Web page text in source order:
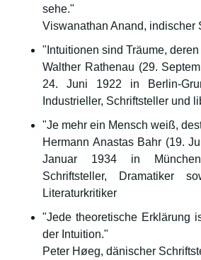
sehe."
Viswanathan Anand, indischer
"Intuitionen sind Träume,
Walther Rathenau (29.
24. Juni 1922 in Berlin-
Industrieller, Schriftsteller und
"Je mehr ein Mensch weiß,
Hermann Anastas Bahr (19.
Januar 1934 in
Schriftsteller, Dramatiker
Literaturkritiker
"Jede theoretische Erklärung
der Intuition."
Peter Høeg, dänischer